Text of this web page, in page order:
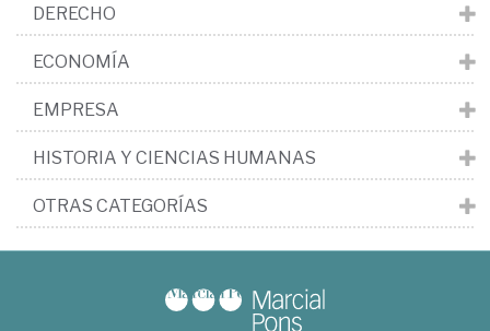
DERECHO
ECONOMÍA
EMPRESA
HISTORIA Y CIENCIAS HUMANAS
OTRAS CATEGORÍAS